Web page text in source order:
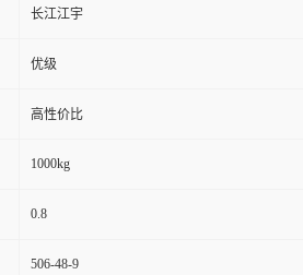
长江江宇
优级
高性价比
1000kg
0.8
506-48-9